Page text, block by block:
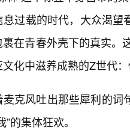
息过载的时代，大众渴
在青春外壳下的真实。
化中滋养成熟的Z世代
麦克风吐出那些犀利的
的集体狂欢。